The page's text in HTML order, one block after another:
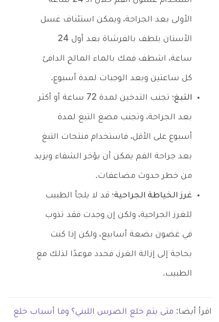
الأولى بعد الجراحة، ويمكن استئناف غسل
الأسنان بلطف بالفرشاة بعد أول 24
ساعة، اشطف فمك بالماء المالح الدافئ
كل ساعتين وبعد الوجبات لمدة أسبوع.
التبغ؛ تجنب التدخين لمدة 72 ساعة أو أكثر
بعد الجراحة، وتجنب مضغ التبغ لمدة
أسبوع على الأقل، فاستخدام منتجات التبغ
بعد جراحة الفم يمكن أن يؤخر الشفاء ويزيد
من خطر حدوث مضاعفات.
غرز الخياطة الجراحية؛ قد لا يلجأ الطبيب
للغرز الجراحية، ولكن إن وجدت فقد تذوب
في غضون بضعة أسابيع، ولكن إذا كنت
بحاجة إلى إزالة الغرز، فحدد موعدًا لذلك مع
الطبيب.
اقرأ أيضا: متى يتم خلع الضرس اللبني؟ وما أسباب خلع